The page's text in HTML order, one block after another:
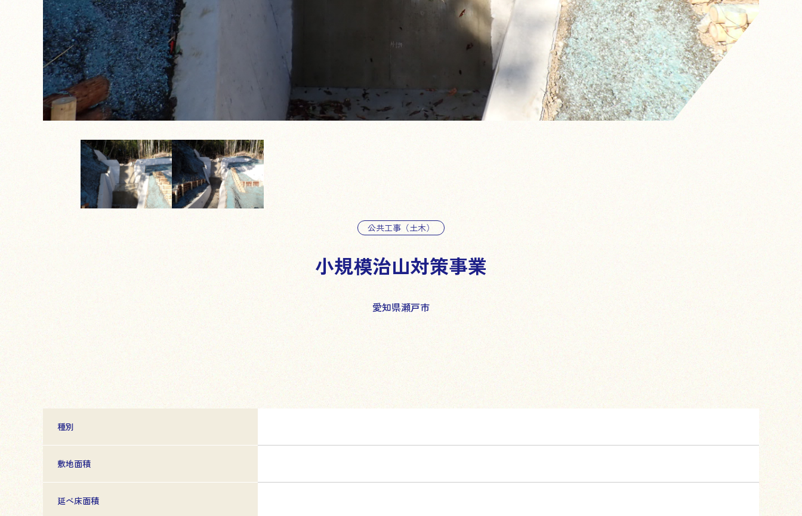
公共工事（土木）
小規模治山対策事業
愛知県瀬戸市
種別
敷地面積
延べ床面積